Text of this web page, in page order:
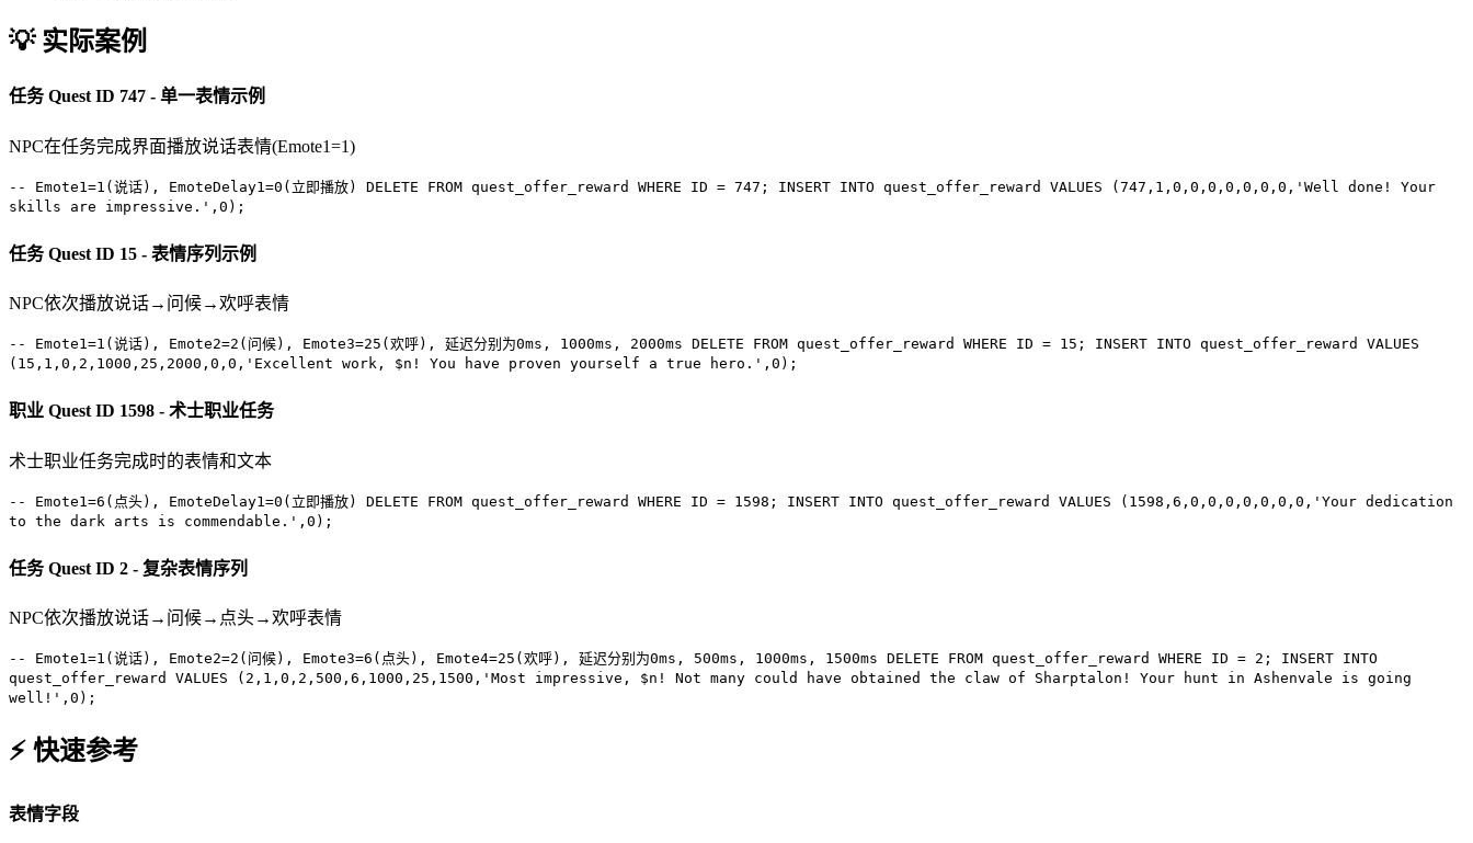
💡 实际案例
任务Quest ID 747 - 单一表情示例
NPC在任务完成界面播放说话表情(Emote1=1)
-- Emote1=1(说话), EmoteDelay1=0(立即播放) DELETE FROM quest_offer_reward WHERE ID = 747 ; INSERT INTO quest_offer_reward VALUES (747 , 1 , 0 , 0 , 0 , 0 , 0 , 0 , 0 , 'Well done! Your
skills are impressive.' , 0 );
任务Quest ID 15 - 表情序列示例
NPC依次播放说话→问候→欢呼表情
-- Emote1=1(说话), Emote2=2(问候), Emote3=25(欢呼), 延迟分别为0ms, 1000ms, 2000ms DELETE FROM quest_offer_reward WHERE ID = 15 ; INSERT INTO quest_offer_reward VALUES
( 15 , 1 , 0 , 2 , 1000 , 25 , 2000 , 0 , 0 , 'Excellent work, $n! You have proven yourself a true hero.' , 0 );
职业 Quest ID 1598 - 术士职业任务
术士职业任务完成时的表情和文本
-- Emote1=6(点头), EmoteDelay1=0(立即播放) DELETE FROM quest_offer_reward WHERE ID = 1598 ; INSERT INTO quest_offer_reward VALUES ( 1598 , 6 , 0 , 0 , 0 , 0 , 0 , 0 , 0 , 'Your dedication
to the dark arts is commendable.' , 0 );
任务Quest ID 2 - 复杂表情序列
NPC依次播放说话→问候→点头→欢呼表情
-- Emote1=1(说话), Emote2=2(问候), Emote3=6(点头), Emote4=25(欢呼), 延迟分别为0ms, 500ms, 1000ms, 1500ms DELETE FROM quest_offer_reward WHERE ID = 2 ; INSERT INTO
quest_offer_reward VALUES ( 2 , 1 , 0 , 2 , 500 , 6 , 1000 , 25 , 1500 , 'Most impressive, $n! Not many could have obtained the claw of Sharptalon! Your hunt in Ashenvale is going
well!' , 0 );
⚡ 快速参考
表情字段